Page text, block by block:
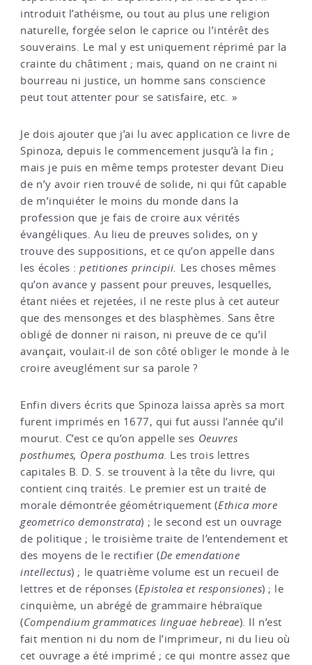
introduit l’athéisme, ou tout au plus une religion
naturelle, forgée selon le caprice ou l’intérêt des
souverains. Le mal y est uniquement réprimé par la
crainte du châtiment ; mais, quand on ne craint ni
bourreau ni justice, un homme sans conscience
peut tout attenter pour se satisfaire, etc. »
Je dois ajouter que j’ai lu avec application ce livre de
Spinoza, depuis le commencement jusqu’à la fin ;
mais je puis en même temps protester devant Dieu
de n’y avoir rien trouvé de solide, ni qui fût capable
de m’inquiéter le moins du monde dans la
profession que je fais de croire aux vérités
évangéliques. Au lieu de preuves solides, on y
trouve des suppositions, et ce qu’on appelle dans
les écoles :petitiones principii. Les choses mêmes
qu’on avance y passent pour preuves, lesquelles,
étant niées et rejetées, il ne reste plus à cet auteur
que des mensonges et des blasphèmes. Sans être
obligé de donner ni raison, ni preuve de ce qu’il
avançait, voulait-il de son côté obliger le monde à le
croire aveuglément sur sa parole ?
Enfin divers écrits que Spinoza laissa après sa mort
furent imprimés en 1677, qui fut aussi l’année qu’il
mourut. C’est ce qu’on appelle ses Oeuvres
posthumes, Opera posthuma. Les trois lettres
capitales B. D. S. se trouvent à la tête du livre, qui
contient cinq traités. Le premier est un traité de
morale démontrée géométriquement (Ethica more
geometrico demonstrata) ; le second est un ouvrage
de politique ; le troisième traite de l’entendement et
des moyens de le rectifier (De emendatione
intellectus) ; le quatrième volume est un recueil de
lettres et de réponses (Epistolea et responsiones) ; le
cinquième, un abrégé de grammaire hébraïque
(Compendium grammatices linguae hebreae). Il n’est
fait mention ni du nom de l’imprimeur, ni du lieu où
cet ouvrage a été imprimé ; ce qui montre assez que